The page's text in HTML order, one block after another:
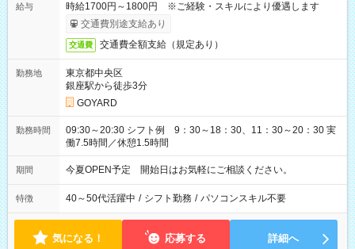
給与
時給1700円～1800円 ※ご経験・スキルにより優遇します
交通費別途支給あり
交通費 交通費全額支給（規定あり）
勤務地
東京都中央区
銀座駅から徒歩3分
GOYARD
勤務時間
09:30～20:30 シフト例 9：30～18：30、11：30～20：30 実
働7.5時間／休憩1.5時間
期間 今夏OPEN予定 開始日はお気軽にご相談ください。
特徴 40～50代活躍中 / シフト勤務 / パソコンスキル不要
気になる！ 応募する 詳細へ